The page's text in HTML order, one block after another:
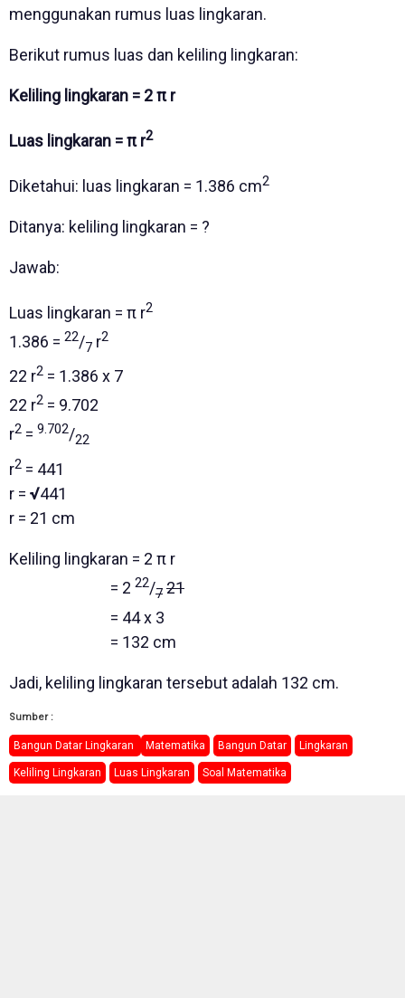
menggunakan rumus luas lingkaran.
Berikut rumus luas dan keliling lingkaran:
Keliling lingkaran = 2 π r
Luas lingkaran = π r2
Diketahui: luas lingkaran = 1.386 cm2
Ditanya: keliling lingkaran = ?
Jawab:
Luas lingkaran = π r2
1.386 = 22/7 r2
22 r2 = 1.386 x 7
22 r2 = 9.702
r2 = 9.702/22
r2 = 441
r = √441
r = 21 cm
Keliling lingkaran = 2 π r
= 2 22/7 21
= 44 x 3
= 132 cm
Jadi, keliling lingkaran tersebut adalah 132 cm.
Sumber :
Bangun Datar Lingkaran Matematika Bangun Datar Lingkaran
Keliling Lingkaran Luas Lingkaran Soal Matematika